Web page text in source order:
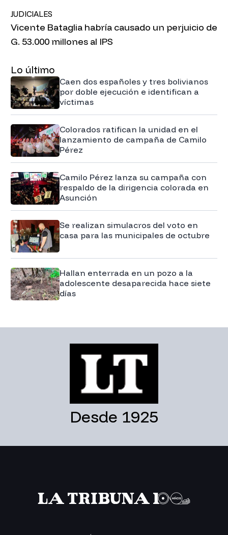
JUDICIALES
Vicente Bataglia habría causado un perjuicio de
G. 53.000 millones al IPS
Lo último
Caen dos españoles y tres bolivianos
por doble ejecución e identifican a
víctimas
Colorados ratifican la unidad en el
lanzamiento de campaña de Camilo
Pérez
Camilo Pérez lanza su campaña con
respaldo de la dirigencia colorada en
Asunción
Se realizan simulacros del voto en
casa para las municipales de octubre
Hallan enterrada en un pozo a la
adolescente desaparecida hace siete
días
Desde 1925